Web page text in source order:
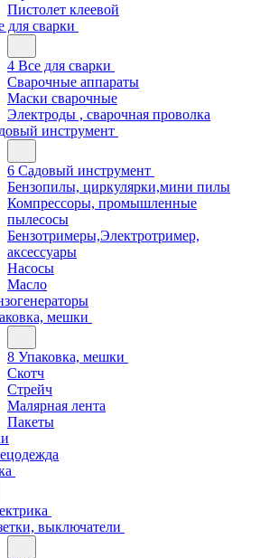
Пистолет клеевой
для сварки
4 Все для сварки
Сварочные аппараты
Маски сварочные
Электроды , сварочная проволка
инструмент
6 Садовый инструмент
Бензопилы, циркулярки,мини пилы
Компрессоры, промышленные
пылесосы
Бензотримеры,Электротример,
аксессуары
Насосы
Масло
мешки
8 Упаковка, мешки
Скотч
Стрейч
Малярная лента
Пакеты
выключатели